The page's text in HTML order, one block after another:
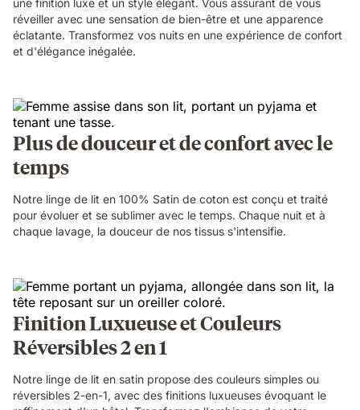
réveiller avec une sensation de bien-être et une apparence
éclatante. Transformez vos nuits en une expérience de confort
et d'élégance inégalée.
Plus de douceur et de confort avec le
temps
Notre linge de lit en 100% Satin de coton est conçu et traité
pour évoluer et se sublimer avec le temps. Chaque nuit et à
chaque lavage, la douceur de nos tissus s'intensifie.
Finition Luxueuse et Couleurs
Réversibles 2 en 1
Notre linge de lit en satin propose des couleurs simples ou
réversibles 2-en-1, avec des finitions luxueuses évoquant le